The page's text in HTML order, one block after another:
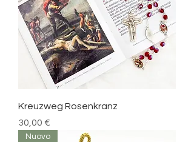
Kreuzweg Rosenkranz
Prezzo
30,00 €
Nuovo